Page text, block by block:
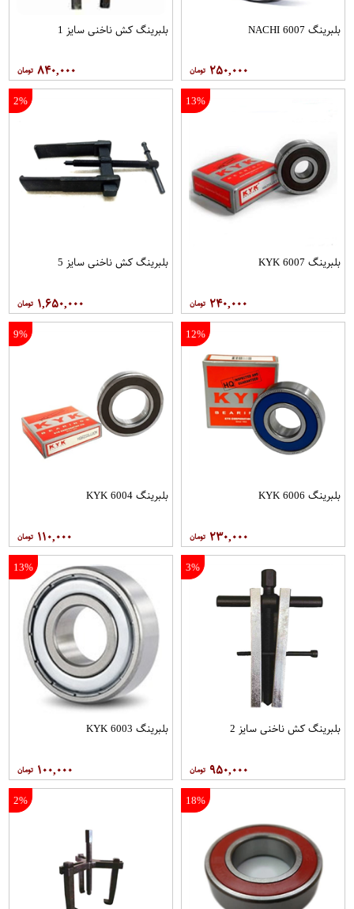
بلبرینگ 6007 NACHI
۲۵۰,۰۰۰
بلبرینگ کش ناخنی سایز 1
۸۴۰,۰۰۰
13%
بلبرینگ 6007 KYK
۲۴۰,۰۰۰
2%
بلبرینگ کش ناخنی سایز 5
۱,۶۵۰,۰۰۰
12%
بلبرینگ 6006 KYK
۲۳۰,۰۰۰
9%
بلبرینگ 6004 KYK
۱۱۰,۰۰۰
3%
بلبرینگ کش ناخنی سایز 2
۹۵۰,۰۰۰
13%
بلبرینگ 6003 KYK
۱۰۰,۰۰۰
18%
2%